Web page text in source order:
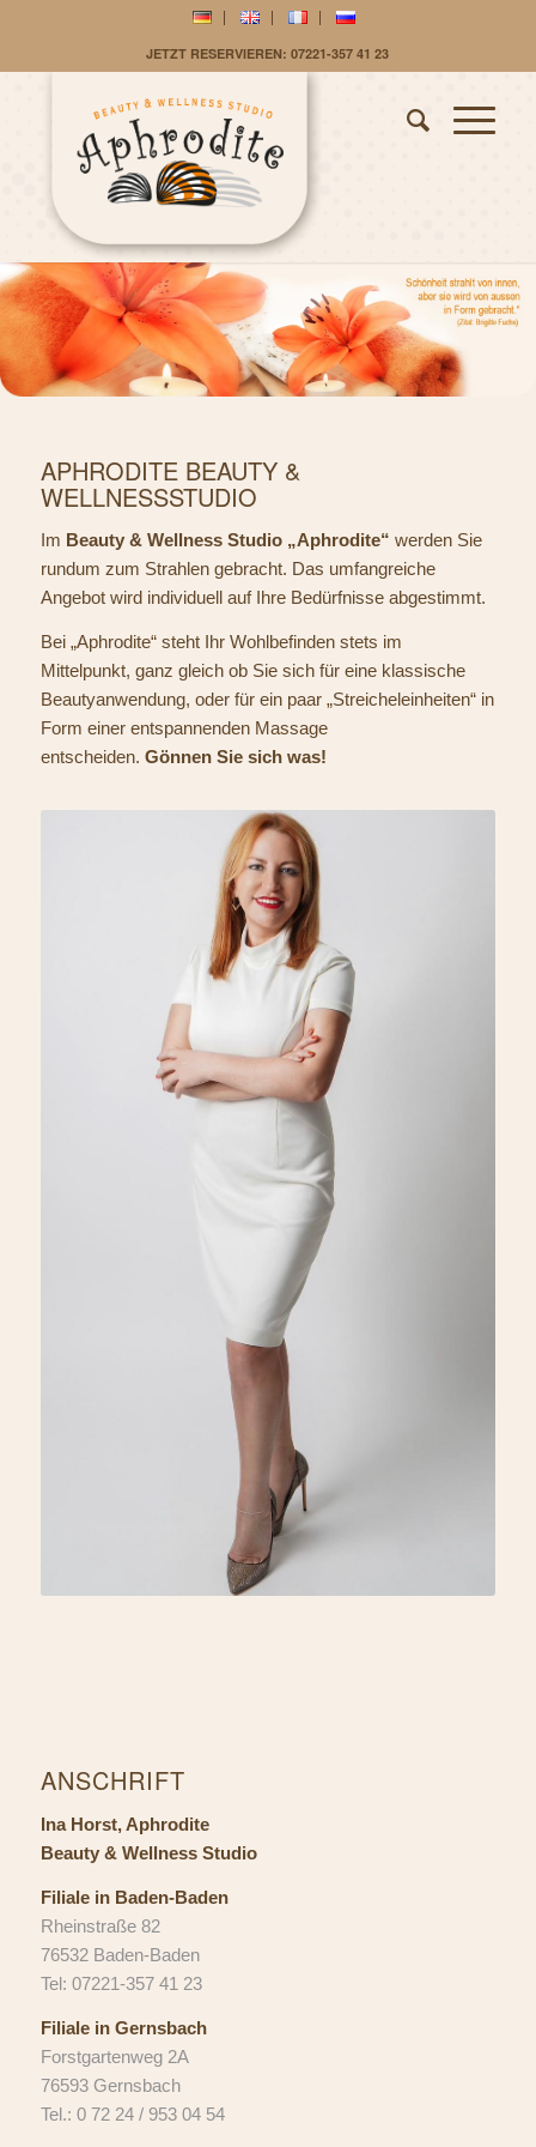
JETZT RESERVIEREN: 07221-357 41 23
APHRODITE BEAUTY &
WELLNESSSTUDIO
Im Beauty & Wellness Studio „Aphrodite“ werden Sie
rundum zum Strahlen gebracht. Das umfangreiche
Angebot wird individuell auf Ihre Bedürfnisse abgestimmt.
Bei „Aphrodite“ steht Ihr Wohlbefinden stets im
Mittelpunkt, ganz gleich ob Sie sich für eine klassische
Beautyanwendung, oder für ein paar „Streicheleinheiten“ in
Form einer entspannenden Massage
entscheiden. Gönnen Sie sich was!
ANSCHRIFT
Ina Horst, Aphrodite
Beauty & Wellness Studio
Filiale in Baden-Baden
Rheinstraße 82
76532 Baden-Baden
Tel: 07221-357 41 23
Filiale in Gernsbach
Forstgartenweg 2A
76593 Gernsbach
Tel.: 0 72 24 / 953 04 54